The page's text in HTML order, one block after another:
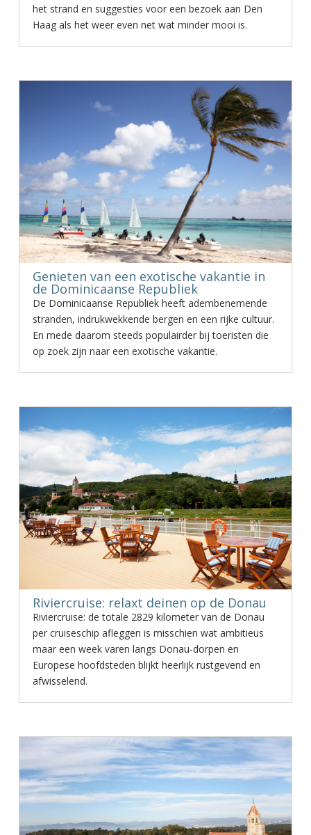
het strand en suggesties voor een bezoek aan Den
Haag als het weer even net wat minder mooi is.
Genieten van een exotische vakantie in
de Dominicaanse Republiek
De Dominicaanse Republiek heeft adembenemende
stranden, indrukwekkende bergen en een rijke cultuur.
En mede daarom steeds populairder bij toeristen die
op zoek zijn naar een exotische vakantie.
Riviercruise: relaxt deinen op de Donau
Riviercruise: de totale 2829 kilometer van de Donau
per cruiseschip afleggen is misschien wat ambitieus
maar een week varen langs Donau-dorpen en
Europese hoofdsteden blijkt heerlijk rustgevend en
afwisselend.